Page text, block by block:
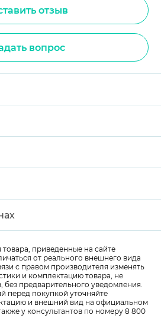
отзыв
вопрос
приведенные на сайте
от реального внешнего вида
с правом производителя изменять
и комплектацию товара, не
без предварительного уведомления.
перед покупкой уточняйте
и внешний вид на официальном
у консультантов по номеру 8 800